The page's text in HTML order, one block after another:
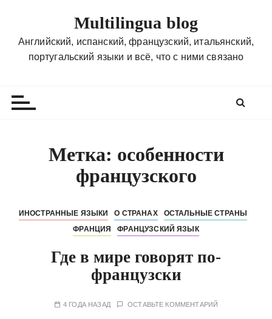
Multilingua blog
Английский, испанский, французский, итальянский,
португальский языки и всё, что с ними связано
Метка: особенности
французского
ИНОСТРАННЫЕ ЯЗЫКИ О СТРАНАХ
ОСТАЛЬНЫЕ СТРАНЫ
ФРАНЦИЯ
ФРАНЦУЗСКИЙ ЯЗЫК
Где в мире говорят по-
французски
4 ГОДА НАЗАД ОСТАВЬТЕ КОММЕНТАРИЙ